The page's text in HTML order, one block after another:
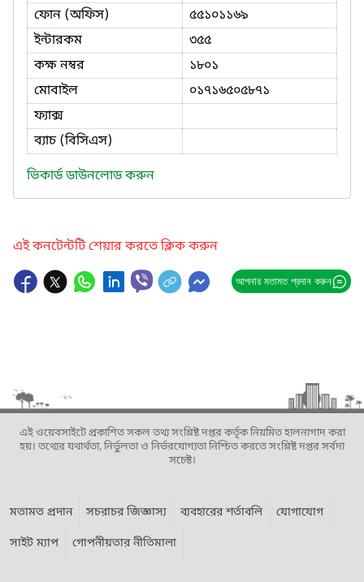
ফোন (অফিস)
৫৫১০১১৬৯
ইন্টারকম
৩৫৫
কক্ষ নম্বর
১৮০১
মোবাইল
০১৭১৬৫০৫৮৭১
ফ্যাক্স
ব্যাচ (বিসিএস)
ভিকার্ড ডাউনলোড করুন
এই কনটেন্টটি শেয়ার করতে ক্লিক করুন
আপনার মতামত প্রদান করুন
এই ওয়েবসাইটে প্রকাশিত সকল তথ্য সংশ্লিষ্ট দপ্তর কর্তৃক নিয়মিত হালনাগাদ করা
হয়। তথ্যের যথার্থতা, নির্ভুলতা ও নির্ভরযোগ্যতা নিশ্চিত করতে সংশ্লিষ্ট দপ্তর সর্বদা
সচেষ্ট।
মতামত প্রদান সচরাচর জিজ্ঞাস্য ব্যবহারের শর্তাবলি
যোগাযোগ
সাইট ম্যাপ
গোপনীয়তার নীতিমালা